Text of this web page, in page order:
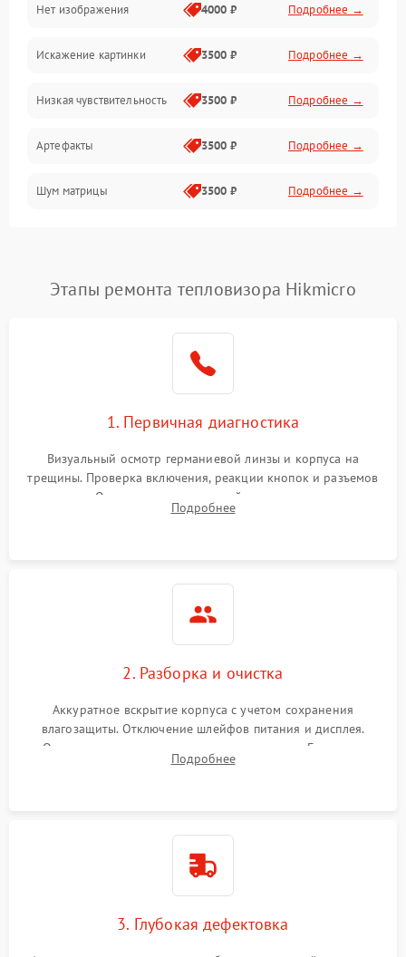
Программные ошибки
Электропитание
Измерения
Матрица
Проблемы питания
Сбои коммуникаций и интерфейсов
Экран (дисплей)
Нет изображения 4000 ₽ Подробнее →
Искажение картинки 3500 ₽ Подробнее →
Низкая чувствительность 3500 ₽ Подробнее →
Артефакты 3500 ₽ Подробнее →
Шум матрицы 3500 ₽ Подробнее →
Этапы ремонта тепловизора Hikmicro
1. Первичная диагностика
Визуальный осмотр германиевой линзы и корпуса на
трещины. Проверка включения, реакции кнопок и разъемов
зарядки. Оценка вывода тепловой сигнатуры на экран,
проверка базовых функций и считывание системных
Подробнее
2. Разборка и очистка
Аккуратное вскрытие корпуса с учетом сохранения
влагозащиты. Отключение шлейфов питания и дисплея.
Очистка внутренних плат от окислов и пыли. Бережная
обработка германиевого объектива специализированными
Подробнее
3. Глубокая дефектовка